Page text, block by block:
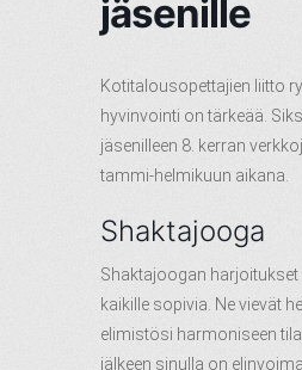
jäsenille
Kotitalousopettajien liitto
hyvinvointi on tärkeää.
jäsenilleen 8. kerran
tammi-helmikuun aikana.
Shaktajooga
Shaktajoogan harjoitukset
kaikille sopivia. Ne vievät
elimistösi harmoniseen
jälkeen sinulla on